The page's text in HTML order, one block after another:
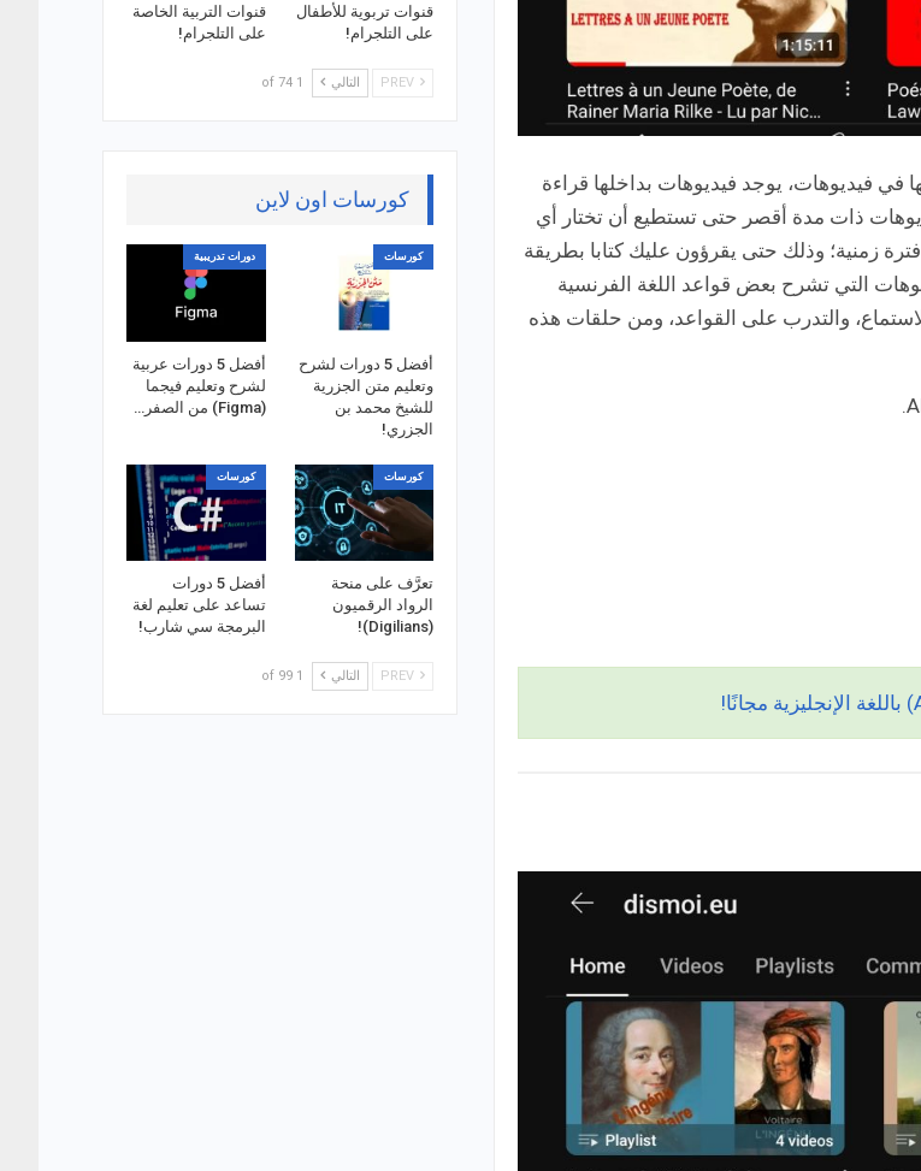
في فيديوهات، يوجد فيديوهات بداخلها قراءة
ذات مدة أقصر حتى تستطيع أن تختار أي
زمنية؛ وذلك حتى يقرؤون عليك كتابا بطريقة
التي تشرح بعض قواعد اللغة الفرنسية
والتدرب على القواعد، ومن حلقات هذه
قنوات تربوية للأطفال
على التلجرام!
قنوات التربية الخاصة
على التلجرام!
التالي 1 of 74
كورسات اون لاين
كورسات
أفضل 5 دورات لشرح
وتعليم متن الجزرية
للشيخ محمد بن
الجزري!
دورات تدريبية
أفضل 5 دورات عربية
لشرح وتعليم فيجما
(Figma) من الصفر…
كورسات
تعرَّف على منحة
الرواد الرقميون
(Digilians)!
كورسات
أفضل 5 دورات
تساعد على تعليم لغة
البرمجة سي شارب!
التالي 1 of 99